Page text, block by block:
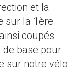
et la
sur la 1ère
coupés
de base pour
sur notre vélo